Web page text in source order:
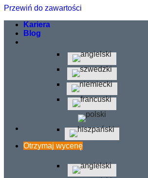
Przewiń do zawartości
Kariera
Blog
Otrzymaj wycenę